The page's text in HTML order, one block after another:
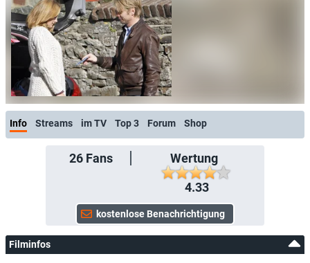
Info Streams im TV Top 3 Forum Shop
26Fans
Wertung
4.33
Filminfos